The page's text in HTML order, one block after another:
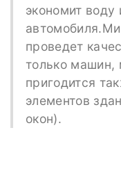
экономит
проведет
только машин,
пригодится
элементов
окон).